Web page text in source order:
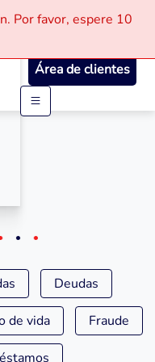
Por favor, espere 10
Área de clientes
Deudas
de vida Fraude